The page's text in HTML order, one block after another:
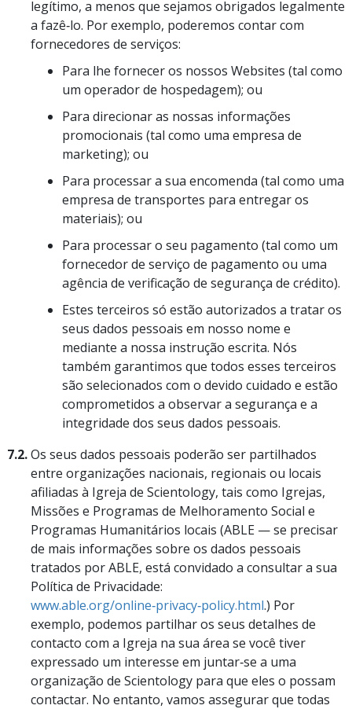
legítimo, a menos que sejamos obrigados legalmente
a fazê‑lo. Por exemplo, poderemos contar com
fornecedores de serviços:
Para lhe fornecer os nossos Websites (tal como
um operador de hospedagem); ou
Para direcionar as nossas informações
promocionais (tal como uma empresa de
marketing); ou
Para processar a sua encomenda (tal como uma
empresa de transportes para entregar os
materiais); ou
Para processar o seu pagamento (tal como um
fornecedor de serviço de pagamento ou uma
agência de verificação de segurança de crédito).
Estes terceiros só estão autorizados a tratar os
seus dados pessoais em nosso nome e
mediante a nossa instrução escrita. Nós
também garantimos que todos esses terceiros
são selecionados com o devido cuidado e estão
comprometidos a observar a segurança e a
integridade dos seus dados pessoais.
7.2.Os seus dados pessoais poderão ser partilhados
entre organizações nacionais, regionais ou locais
afiliadas à Igreja de Scientology, tais como Igrejas,
Missões e Programas de Melhoramento Social e
Programas Humanitários locais (ABLE — se precisar
de mais informações sobre os dados pessoais
tratados por ABLE, está convidado a consultar a sua
Política de Privacidade:
www.able.org/online‑privacy‑policy.html.) Por
exemplo, podemos partilhar os seus detalhes de
contacto com a Igreja na sua área se você tiver
expressado um interesse em juntar‑se a uma
organização de Scientology para que eles o possam
contactar. No entanto, vamos assegurar que todas